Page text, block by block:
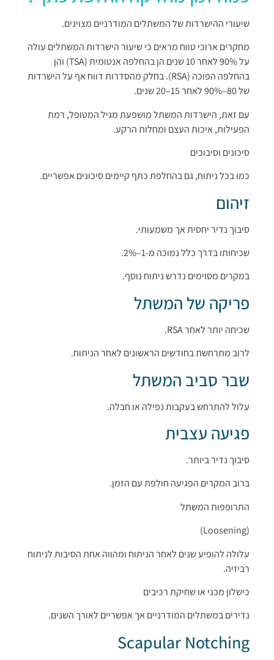
שיעורי ההישרדות של המשתלים המודרניים מצוינים.
מחקרים ארוכי טווח מראים כי שיעור הישרדות המשתלים עולה
על 90% לאחר 10 שנים הן בהחלפה אנטומית (TSA) והן
בהחלפה הפוכה (RSA). בחלק מהסדרות דווח אף על הישרדות
של 80–90% לאחר 15–20 שנים.
עם זאת, הישרדות המשתל מושפעת מגיל המטופל, רמת
הפעילות, איכות העצם ומחלות הרקע.
סיכונים וסיבוכים
כמו בכל ניתוח, גם בהחלפת כתף קיימים סיכונים אפשריים.
זיהום
סיבוך נדיר יחסית אך משמעותי.
שכיחותו בדרך כלל נמוכה מ-1–2%.
במקרים מסוימים נדרש ניתוח נוסף.
פריקה של המשתל
שכיחה יותר לאחר RSA.
לרוב מתרחשת בחודשים הראשונים לאחר הניתוח.
שבר סביב המשתל
עלול להתרחש בעקבות נפילה או חבלה.
פגיעה עצבית
סיבוך נדיר ביותר.
ברוב המקרים הפגיעה חולפת עם הזמן.
התרופפות המשתל
(Loosening)
עלולה להופיע שנים לאחר הניתוח ומהווה אחת הסיבות לניתוח
רביזיה.
כישלון מכני או שחיקת רכיבים
נדירים במשתלים המודרניים אך אפשריים לאורך השנים.
Scapular Notching